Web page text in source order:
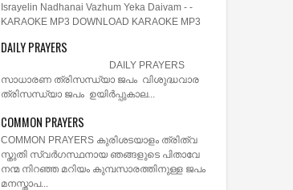
Israyelin Nadhanai Vazhum Yeka Daivam - -
KARAOKE MP3 DOWNLOAD KARAOKE MP3
DAILY PRAYERS
DAILY PRAYERS
സാധാരണ ത്രിസന്ധ്യാ ജപം വിശുദ്ധവാര
ത്രിസന്ധ്യാ ജപം ഉയിര്‍പ്പുകാല...
COMMON PRAYERS
COMMON PRAYERS കുരിശടയാളം ത്രിത്വ
സ്തുതി സ്വര്‍ഗസ്ഥനായ ഞങ്ങളുടെ പിതാവേ
നന്മ നിറഞ്ഞ മറിയം കുമ്പസാരത്തിനുള്ള ജപം
മനസ്താപ...